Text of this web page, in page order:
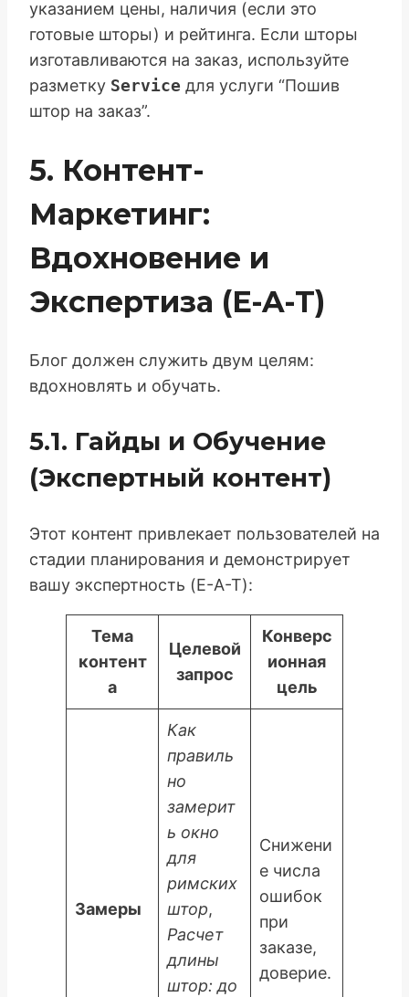
указанием цены, наличия (если это
готовые шторы) и рейтинга. Если шторы
изготавливаются на заказ, используйте
разметку Service для услуги “Пошив
штор на заказ”.
5. Контент-
Маркетинг:
Вдохновение и
Экспертиза (E-A-T)
Блог должен служить двум целям:
вдохновлять и обучать.
5.1. Гайды и Обучение
(Экспертный контент)
Этот контент привлекает пользователей на
стадии планирования и демонстрирует
вашу экспертность (E-A-T):
Тема
контент
а
Целевой
запрос
Конверс
ионная
цель
Замеры
Как
правиль
но
замерит
ь окно
для
римских
штор,
Расчет
длины
штор: до
Снижени
е числа
ошибок
при
заказе,
доверие.